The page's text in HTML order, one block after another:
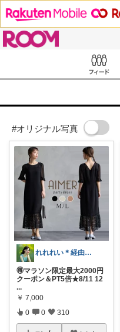
#オリジナル写真
れれれい＊経由購入ありがとうございます
🉐マラソン限定最大2000円
クーポン＆PT5倍★8/11 12
...
￥ 7,000
0 0 310